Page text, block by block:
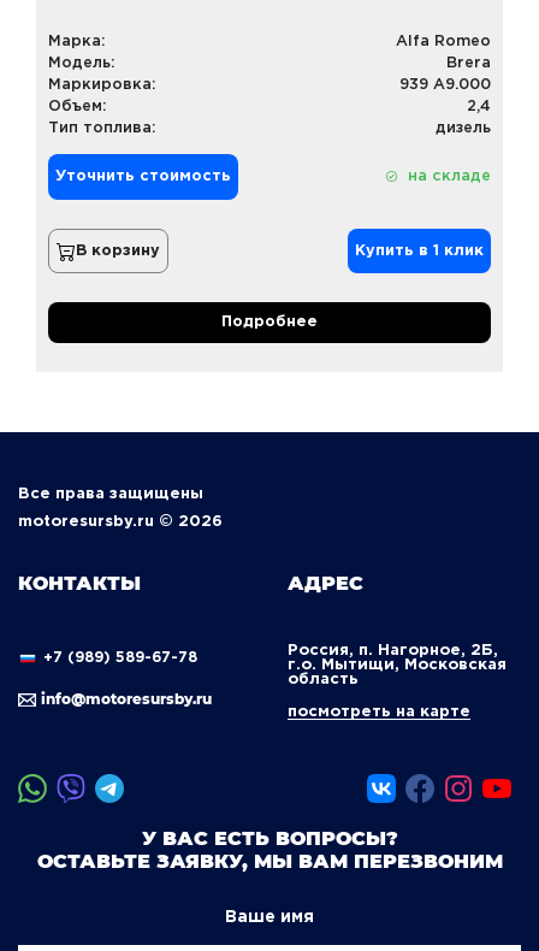
Марка:
Alfa Romeo
Модель:
Brera
Маркировка:
939 A9.000
Объем:
2,4
Тип топлива:
дизель
Уточнить стоимость на складе
В корзину Купить в 1 клик
Подробнее
Все права защищены
motoresursby.ru © 2026
КОНТАКТЫ
+7 (989) 589-67-78
info@motoresursby.ru
АДРЕС
Россия, п. Нагорное, 2Б,
г.о. Мытищи, Московская
область
посмотреть на карте
У ВАС ЕСТЬ ВОПРОСЫ?
ОСТАВЬТЕ ЗАЯВКУ, МЫ ВАМ ПЕРЕЗВОНИМ
Ваше имя